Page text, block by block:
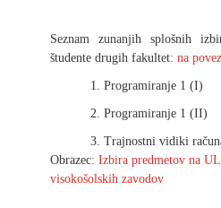
Seznam zunanjih splošnih
študente drugih fakultet: na
Programiranje 1 (I)
Programiranje 1 (II)
Trajnostni vidiki
Obrazec: Izbira predmetov na
visokošolskih zavodov